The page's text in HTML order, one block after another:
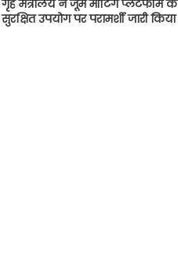
गृह मंत्रालय ने जूम मीटिंग प्लेटफॉर्म के
सुरक्षित उपयोग पर परामर्शी जारी किया